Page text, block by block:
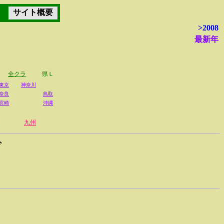
サイト概要
>2008
最新年
全クラ 県Ｌ
京
神奈川
良
鳥取
崎 沖縄
九州